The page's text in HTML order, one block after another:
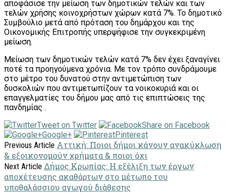
αποφάσισε την μείωση των δημοτικών τελών και των
τελών χρήσης κοινοχρήστων χώρων κατά 7%. Το δημοτικό
Συμβούλιο μετά από πρόταση του δημάρχου και της
Οικονομικής Επιτροπής υπερψήφισε την συγκεκριμένη
μείωση.
Μείωση των δημοτικών τελών κατά 7% δεν έχει ξαναγίνει
ποτέ τα προηγούμενα χρόνια. Με τον τρόπο συνδράμουμε
στο μέτρο του δυνατού στην αντιμετώπιση των
δυσκολιών που αντιμετωπίζουν τα νοικοκυριά και οι
επαγγελματίες του δήμου μας από τις επιπτώσεις της
πανδημίας .
Tweet on Twitter
Share on Facebook
Google+
Pinterest
Previous Article Αττική: Ποιοι δήμοι κάνουν ανακύκλωση
& εξοικονομούν χρήματα & ποιοι όχι
Next Article Δήμος Κρωπίας: Η εξέλιξη των έργων
αποχέτευσης ακαθάρτων στο μέτωπο του
υποθαλάσσιου αγωγού διάθεσης